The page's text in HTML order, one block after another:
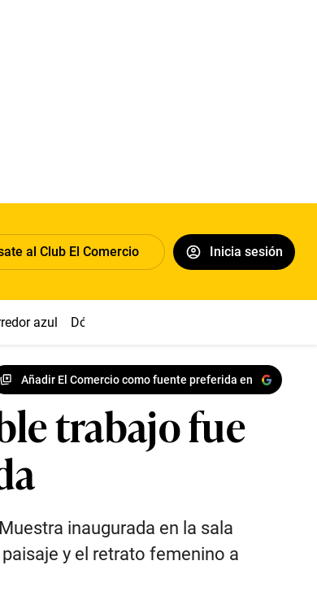
al Club El Comercio Inicia sesión
azul Dólar
Añadir El Comercio como fuente preferida en
trabajo fue
inaugurada en la sala
y el retrato femenino a